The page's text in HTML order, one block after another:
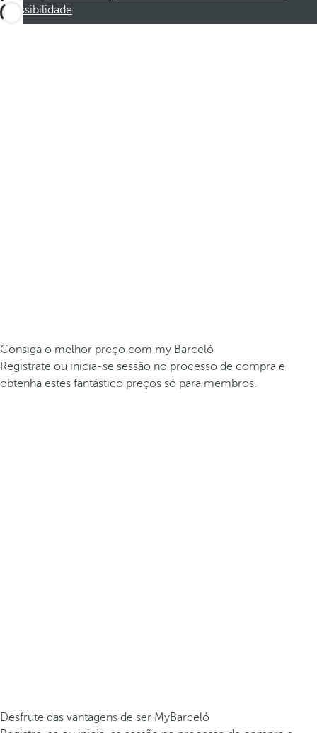
Acessibilidade
Consiga o melhor preço com my Barceló
Registrate ou inicia-se sessão no processo de compra e
obtenha estes fantástico preços só para membros.
Desfrute das vantagens de ser MyBarceló